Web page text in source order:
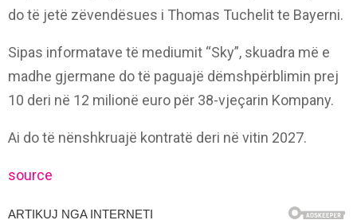
do të jetë zëvendësues i Thomas Tuchelit te Bayerni.
Sipas informatave të mediumit “Sky”, skuadra më e
madhe gjermane do të paguajë dëmshpërblimin prej
10 deri në 12 milionë euro për 38-vjeçarin Kompany.
Ai do të nënshkruajë kontratë deri në vitin 2027.
source